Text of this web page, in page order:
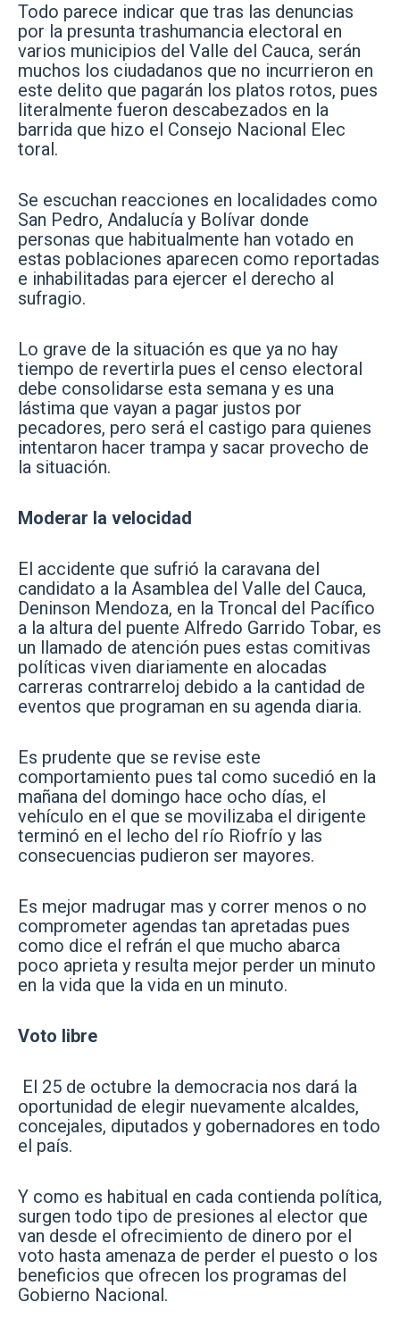
Todo parece indicar que tras las denuncias
por la presunta trashumancia electoral en
varios municipios del Valle del Cauca, serán
muchos los ciudadanos que no incurrieron en
este delito que pagarán los platos rotos, pues
literalmente fueron descabezados en la
barrida que hizo el Consejo Nacional Elec
toral.
Se escuchan reacciones en localidades como
San Pedro, Andalucía y Bolívar donde
personas que habitualmente han votado en
estas poblaciones aparecen como reportadas
e inhabilitadas para ejercer el derecho al
sufragio.
Lo grave de la situación es que ya no hay
tiempo de revertirla pues el censo electoral
debe consolidarse esta semana y es una
lástima que vayan a pagar justos por
pecadores, pero será el castigo para quienes
intentaron hacer trampa y sacar provecho de
la situación.
Moderar la velocidad
El accidente que sufrió la caravana del
candidato a la Asamblea del Valle del Cauca,
Deninson Mendoza, en la Troncal del Pacífico
a la altura del puente Alfredo Garrido Tobar, es
un llamado de atención pues estas comitivas
políticas viven diariamente en alocadas
carreras contrarreloj debido a la cantidad de
eventos que programan en su agenda diaria.
Es prudente que se revise este
comportamiento pues tal como sucedió en la
mañana del domingo hace ocho días, el
vehículo en el que se movilizaba el dirigente
terminó en el lecho del río Riofrío y las
consecuencias pudieron ser mayores.
Es mejor madrugar mas y correr menos o no
comprometer agendas tan apretadas pues
como dice el refrán el que mucho abarca
poco aprieta y resulta mejor perder un minuto
en la vida que la vida en un minuto.
Voto libre
El 25 de octubre la democracia nos dará la
oportunidad de elegir nuevamente alcaldes,
concejales, diputados y gobernadores en todo
el país.
Y como es habitual en cada contienda política,
surgen todo tipo de presiones al elector que
van desde el ofrecimiento de dinero por el
voto hasta amenaza de perder el puesto o los
beneficios que ofrecen los programas del
Gobierno Nacional.